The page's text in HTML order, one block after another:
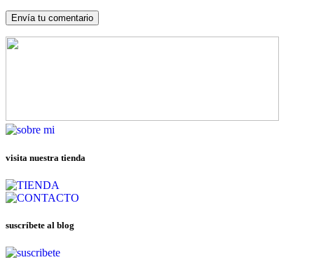
visita nuestra tienda
suscríbete al blog